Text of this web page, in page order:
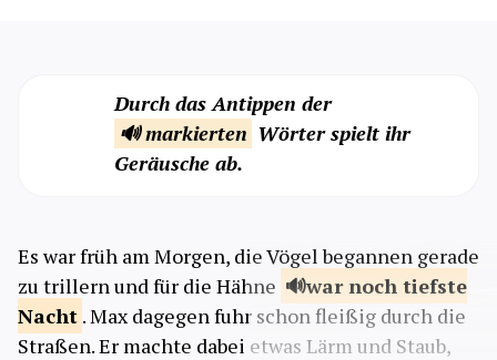
Durch das Antippen der
🔊 markierten Wörter spielt ihr
Geräusche ab.
Es war früh am Morgen, die Vögel begannen gerade
zu trillern und für die Hähne
war noch tiefste
Nacht . Max dagegen fuhr schon fleißig durch die
Straßen. Er machte dabei etwas Lärm und Staub,